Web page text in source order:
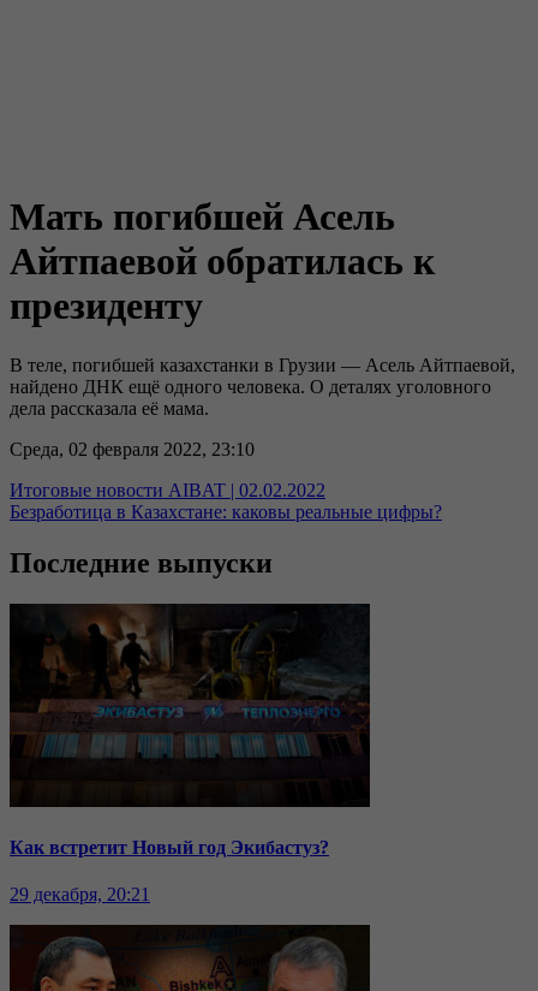
Мать погибшей Асель
Айтпаевой обратилась к
президенту
В теле, погибшей казахстанки в Грузии — Асель Айтпаевой,
найдено ДНК ещё одного человека. О деталях уголовного
дела рассказала её мама.
Среда, 02 февраля 2022, 23:10
Итоговые новости AIBAT | 02.02.2022
Безработица в Казахстане: каковы реальные цифры?
Последние выпуски
Как встретит Новый год Экибастуз?
29 декабря, 20:21